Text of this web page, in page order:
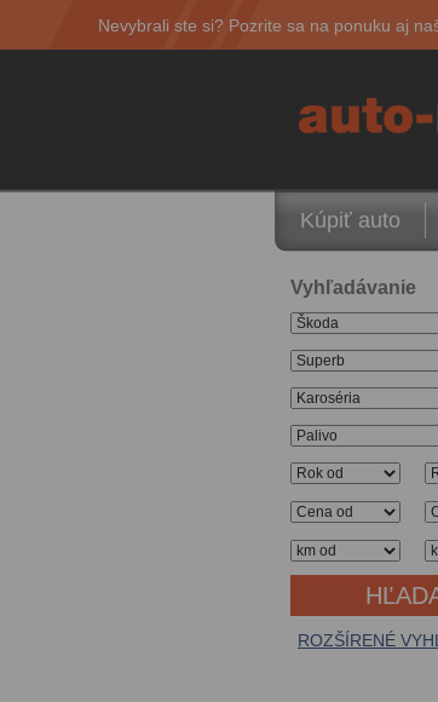
Nevybrali ste si? Pozrite sa na ponuku aj
Vyhľadávanie
ROZŠÍRENÉ
Kúpiť auto